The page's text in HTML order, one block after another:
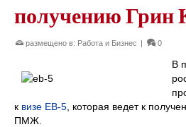
получению Грин
размещено в: Работа и Бизнес | 0
В
к визе EB-5 , которая ведет к
ПМЖ.